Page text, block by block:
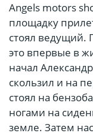
Angels motors
площадку
стоял ведущий.
это впервые в
начал
скользил и на
стоял на
ногами на
земле. Затем